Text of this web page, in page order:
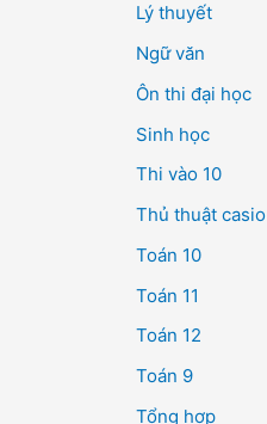
Lý thuyết
Ngữ văn
Ôn thi đại học
Sinh học
Thi vào 10
Thủ thuật casio
Toán 10
Toán 11
Toán 12
Toán 9
Tổng hợp